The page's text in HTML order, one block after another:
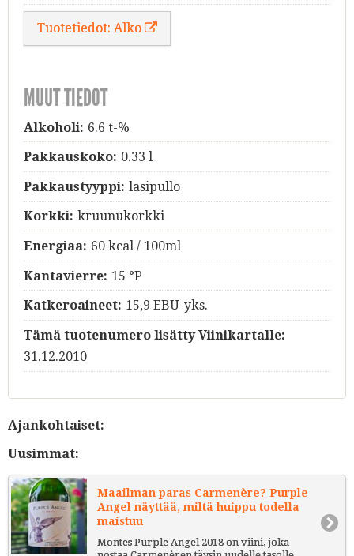
Tuotetiedot: Alko
MUUT TIEDOT
Alkoholi: 6.6 t-%
Pakkauskoko: 0.33 l
Pakkaustyyppi: lasipullo
Korkki: kruunukorkki
Energiaa: 60 kcal / 100ml
Kantavierre: 15 °P
Katkeroaineet: 15,9 EBU-yks.
Tämä tuotenumero lisätty Viinikartalle:
31.12.2010
Ajankohtaiset:
Uusimmat:
Maailman paras Carmenère? Purple
Angel näyttää, miltä huippu todella
maistuu
Montes Purple Angel 2018 on viini, joka